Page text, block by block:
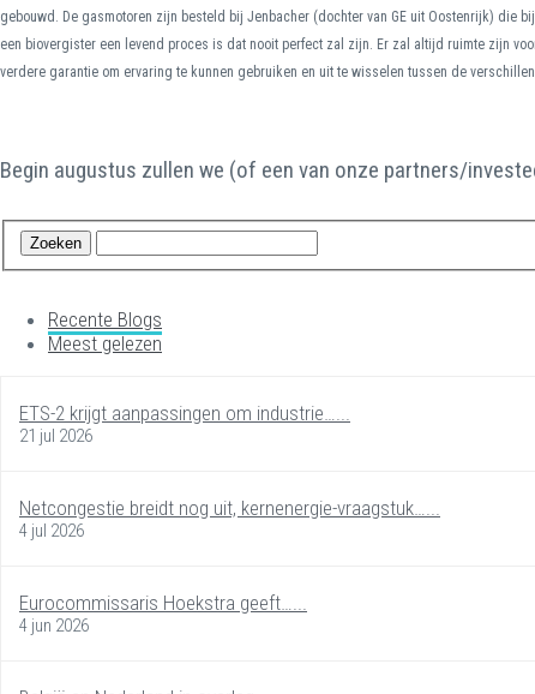
gebouwd. De gasmotoren zijn besteld bij Jenbacher (dochter van GE uit Oostenrijk) die
een biovergister een levend proces is dat nooit perfect zal zijn. Er zal altijd ruimte zijn
verdere garantie om ervaring te kunnen gebruiken en uit te wisselen tussen de
Begin augustus zullen we (of een van onze partners/
Recente Blogs
Meest gelezen
ETS-2 krijgt aanpassingen om industrie…...
21 jul 2026
Netcongestie breidt nog uit, kernenergie-vraagstuk…...
4 jul 2026
Eurocommissaris Hoekstra geeft…...
4 jun 2026